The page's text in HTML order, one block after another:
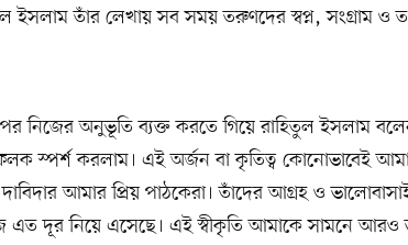
ইসলাম তাঁর লেখায় সব সময় তরুণদের স্বপ্ন, সংগ্রাম ও
পর নিজের অনুভূতি ব্যক্ত করতে গিয়ে রাহিতুল ইসলাম
স্পর্শ করলাম। এই অর্জন বা কৃতিত্ব কোনোভাবেই
আমার প্রিয় পাঠকেরা। তাঁদের আগ্রহ ও
দূর নিয়ে এসেছে। এই স্বীকৃতি আমাকে সামনে আরও